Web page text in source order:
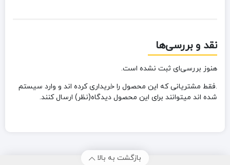
نقد و بررسی‌ها
هنوز بررسی‌ای ثبت نشده است.
.فقط مشتریانی که این محصول را خریداری کرده اند و وارد سیستم
شده اند میتوانند برای این محصول دیدگاه(نظر) ارسال کنند.
بازگشت به بالا